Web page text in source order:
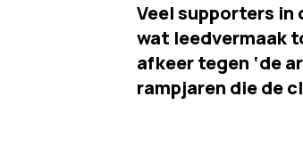
Veel supporters in
wat leedvermaak
afkeer tegen ‘de
rampjaren die de